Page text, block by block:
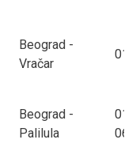
Beograd -
Vračar
Beograd -
Palilula